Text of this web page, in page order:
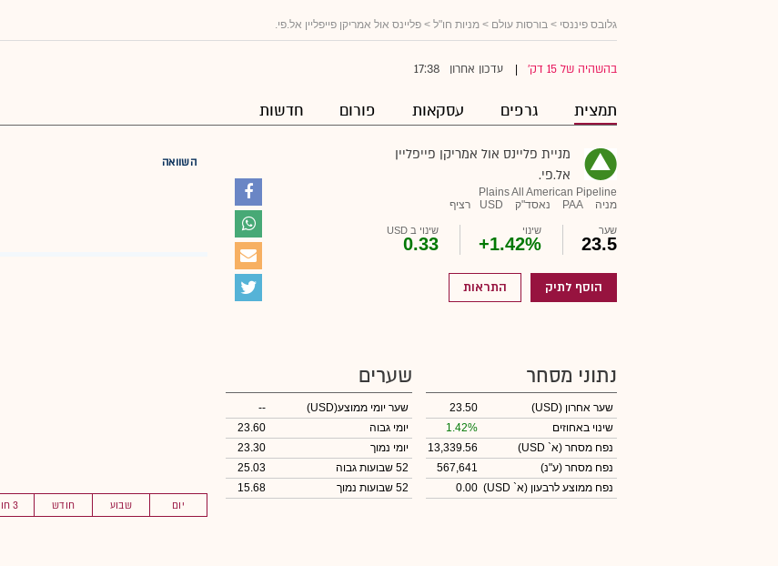
גלובס פיננסי > בורסות עולם > מניות חו"ל > פליינס אול אמריקן פייפליין אל.פי.
בהשהיה של 15 דק' עדכון אחרון 17:38
תמצית גרפים עסקאות פורום חדשות
מניית פליינס אול אמריקן פייפליין
אל.פי.
Plains All American Pipeline
מניה
PAA נאסד"ק USD רציף
שער
23.5
שינוי
+1.42%
שינוי ב USD
0.33
הוסף לתיק התראות
השוואה
יום שבוע חודש 3 חוד'
נתוני מסחר
שער אחרון (USD)
23.50
שינוי באחוזים
1.42%
נפח מסחר (א` USD)
13,339.56
נפח מסחר (ע"נ)
567,641
נפח ממוצע לרבעון (א` USD)
0.00
שערים
שער יומי ממוצע(USD)
--
יומי גבוה
23.60
יומי נמוך
23.30
52 שבועות גבוה
25.03
52 שבועות נמוך
15.68